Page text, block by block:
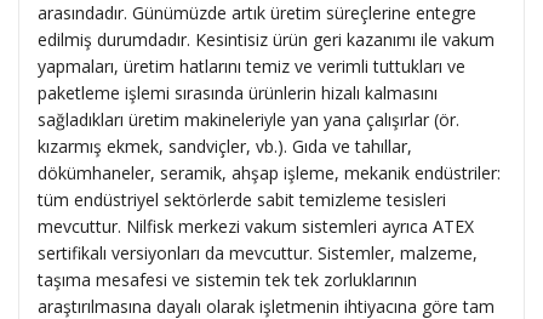
arasındadır. Günümüzde artık üretim süreçlerine entegre
edilmiş durumdadır. Kesintisiz ürün geri kazanımı ile vakum
yapmaları, üretim hatlarını temiz ve verimli tuttukları ve
paketleme işlemi sırasında ürünlerin hizalı kalmasını
sağladıkları üretim makineleriyle yan yana çalışırlar (ör.
kızarmış ekmek, sandviçler, vb.). Gıda ve tahıllar,
dökümhaneler, seramik, ahşap işleme, mekanik endüstriler:
tüm endüstriyel sektörlerde sabit temizleme tesisleri
mevcuttur. Nilfisk merkezi vakum sistemleri ayrıca ATEX
sertifikalı versiyonları da mevcuttur. Sistemler, malzeme,
taşıma mesafesi ve sistemin tek tek zorluklarının
araştırılmasına dayalı olarak işletmenin ihtiyacına göre tam